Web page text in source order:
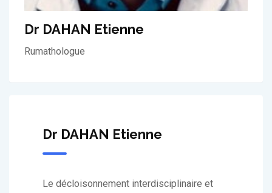
Dr DAHAN Etienne
Rumathologue
Dr DAHAN Etienne
Le décloisonnement interdisciplinaire et